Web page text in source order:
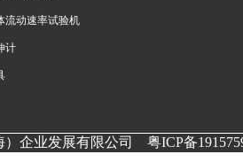
流动速率试验机
计
）企业发展有限公司 粤ICP备